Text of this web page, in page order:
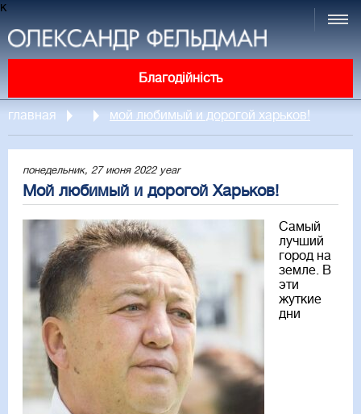
к
Благодійність
главная мой любимый и дорогой харьков!
понедельник, 27 июня 2022 year
Мой любимый и дорогой Харьков!
Самый
лучший
город на
земле. В
эти
жуткие
дни